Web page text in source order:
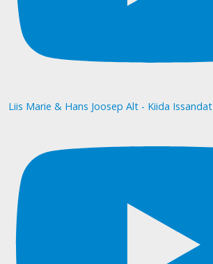
Liis Marie & Hans Joosep Alt - Kiida Issandat